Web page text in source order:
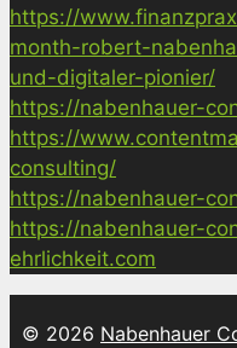
https://
month-robert-
und-digitaler-pionier/
https://nabenhauer-
https://
consulting/
https://nabenhauer-
https://nabenhauer-
ehrlichkeit.com
© 2026 Nabenhauer